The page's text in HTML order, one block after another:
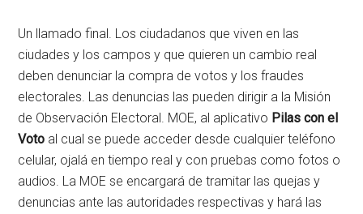
Un llamado final. Los ciudadanos que viven en las
ciudades y los campos y que quieren un cambio real
deben denunciar la compra de votos y los fraudes
electorales. Las denuncias las pueden dirigir a la Misión
de Observación Electoral. MOE, al aplicativo Pilas con el
Voto al cual se puede acceder desde cualquier teléfono
celular, ojalá en tiempo real y con pruebas como fotos o
audios. La MOE se encargará de tramitar las quejas y
denuncias ante las autoridades respectivas y hará las